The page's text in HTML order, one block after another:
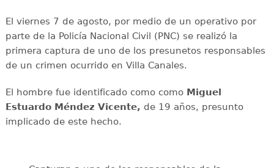
El viernes 7 de agosto, por medio de un operativo por
parte de la Policía Nacional Civil (PNC) se realizó la
primera captura de uno de los presunetos responsables
de un crimen ocurrido en Villa Canales.
El hombre fue identificado como comoMiguel
Estuardo Méndez Vicente, de 19 años, presunto
implicado de este hecho.